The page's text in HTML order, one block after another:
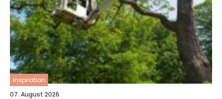
inspiration
07. August 2026